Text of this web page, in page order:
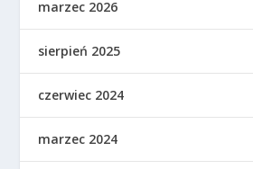
marzec 2026
sierpień 2025
czerwiec 2024
marzec 2024